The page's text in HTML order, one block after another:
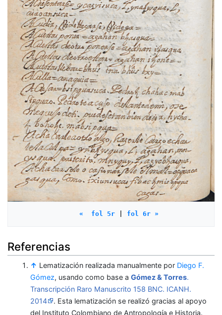
«  fol 5r fol 6r »
Referencias
↑ Lematización realizada manualmente por Diego F.
Gómez, usando como base aGómez & Torres.
Transcripción Raro Manuscrito 158 BNC. ICANH.
2014
. Esta lematización se realizó gracias al apoyo
del Instituto Colombiano de Antropología e Historia.